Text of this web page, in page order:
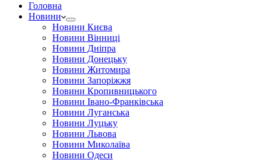
Головна
Новини
Новини Києва
Новини Вінниці
Новини Дніпра
Новини Донецьку
Новини Житомира
Новини Запоріжжя
Новини Кропивницького
Новини Івано-Франківська
Новини Луганська
Новини Луцьку
Новини Львова
Новини Миколаїва
Новини Одеси